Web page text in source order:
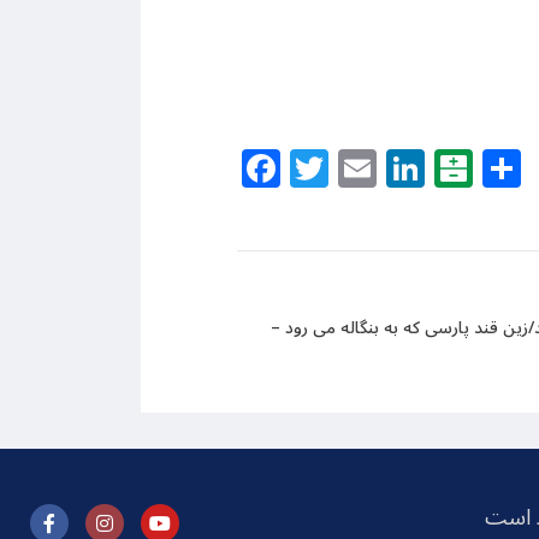
Facebook
Twitter
Email
قند پارسی که به بنگاله می رود –
است